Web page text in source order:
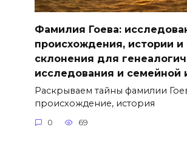
Фамилия Гоева:
происхождения, истории и
склонения для
исследования и семейной
Раскрываем тайны фамилии
происхождение, история
0 69